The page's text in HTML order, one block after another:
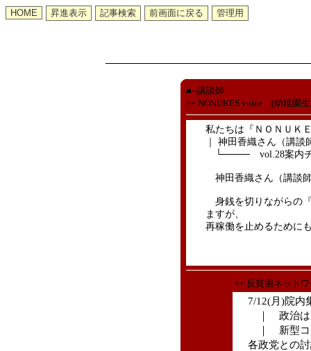
■--講談師
++ NONUKES voice (幼稚園
私たちは『ＮＯＮＵＫ
｜ 神田香織さん（講談
└──── vol.28案内チ
神田香織さん（講談
身銭を切りながらの
ますが、
再稼働を止めるために
++ 反貧困ネッ
7/12(月)院内
｜ 政治は
｜ 新型コ
各政党との